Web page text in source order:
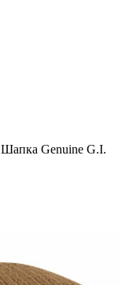
Шапка Genuine G.I.